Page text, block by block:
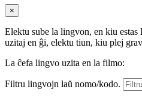
×
Elektu sube la lingvon, en kiu
uzitaj en ĝi, elektu tiun, kiu plej
La ĉefa lingvo uzita en la filmo:
Filtru lingvojn laŭ nomo/kodo.